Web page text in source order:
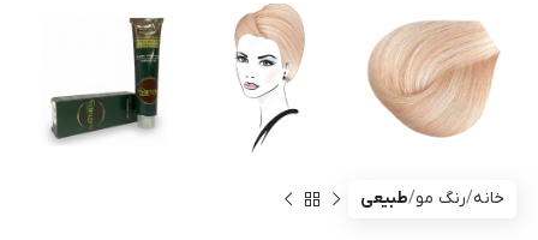
خانه رنگ مو طبیعی